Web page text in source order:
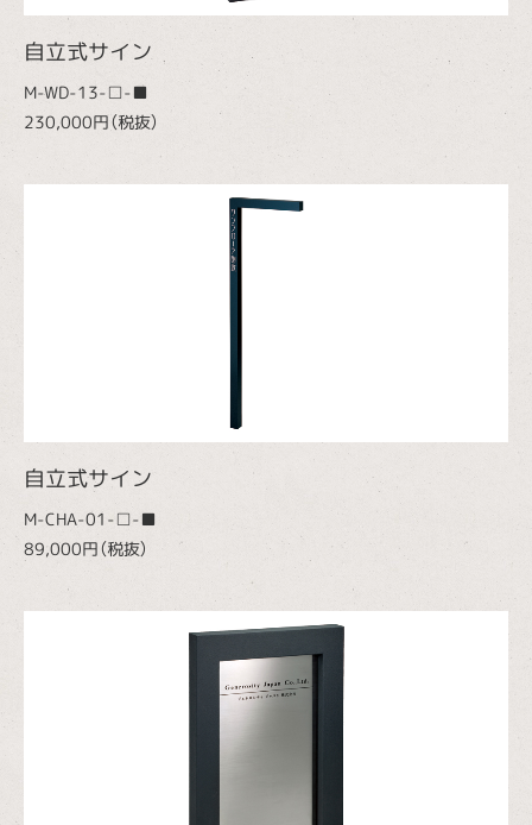
自立式サイン
M-WD-13-□-■
230,000円（税抜）
自立式サイン
M-CHA-01-□-■
89,000円（税抜）